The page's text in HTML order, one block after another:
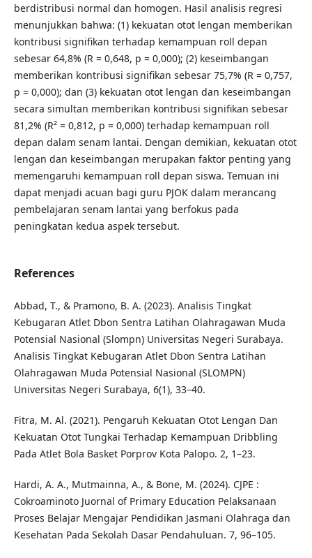
berdistribusi normal dan homogen. Hasil analisis regresi
menunjukkan bahwa: (1) kekuatan otot lengan memberikan
kontribusi signifikan terhadap kemampuan roll depan
sebesar 64,8% (R = 0,648, p = 0,000); (2) keseimbangan
memberikan kontribusi signifikan sebesar 75,7% (R = 0,757,
p = 0,000); dan (3) kekuatan otot lengan dan keseimbangan
secara simultan memberikan kontribusi signifikan sebesar
81,2% (R² = 0,812, p = 0,000) terhadap kemampuan roll
depan dalam senam lantai. Dengan demikian, kekuatan otot
lengan dan keseimbangan merupakan faktor penting yang
memengaruhi kemampuan roll depan siswa. Temuan ini
dapat menjadi acuan bagi guru PJOK dalam merancang
pembelajaran senam lantai yang berfokus pada
peningkatan kedua aspek tersebut.
References
Abbad, T., & Pramono, B. A. (2023). Analisis Tingkat
Kebugaran Atlet Dbon Sentra Latihan Olahragawan Muda
Potensial Nasional (Slompn) Universitas Negeri Surabaya.
Analisis Tingkat Kebugaran Atlet Dbon Sentra Latihan
Olahragawan Muda Potensial Nasional (SLOMPN)
Universitas Negeri Surabaya, 6(1), 33–40.
Fitra, M. Al. (2021). Pengaruh Kekuatan Otot Lengan Dan
Kekuatan Otot Tungkai Terhadap Kemampuan Dribbling
Pada Atlet Bola Basket Porprov Kota Palopo. 2, 1–23.
Hardi, A. A., Mutmainna, A., & Bone, M. (2024). CJPE :
Cokroaminoto Juornal of Primary Education Pelaksanaan
Proses Belajar Mengajar Pendidikan Jasmani Olahraga dan
Kesehatan Pada Sekolah Dasar Pendahuluan. 7, 96–105.